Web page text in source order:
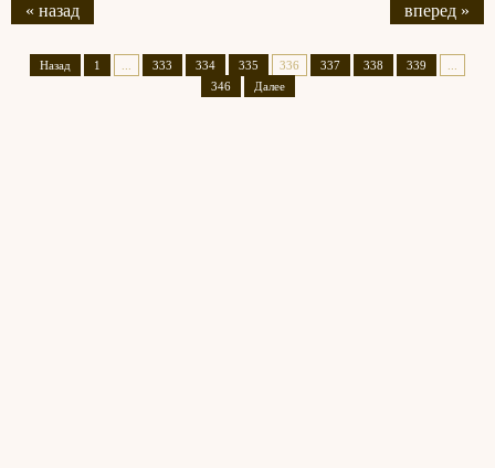
« назад вперед »
Назад 1 333 334 335 336 337 338 339
346
Далее